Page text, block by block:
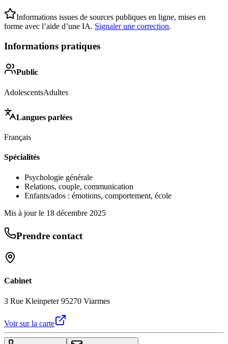
Informations issues de sources publiques en ligne, mises en
forme avec l’aide d’une IA. Signaler une correction.
Informations pratiques
Public
AdolescentsAdultes
Langues parlées
Français
Spécialités
Psychologie générale
Relations, couple, communication
Enfants/ados : émotions, comportement, école
Mis à jour le 18 décembre 2025
Prendre contact
Cabinet
3 Rue Kleinpeter 95270 Viarmes
Voir sur la carte